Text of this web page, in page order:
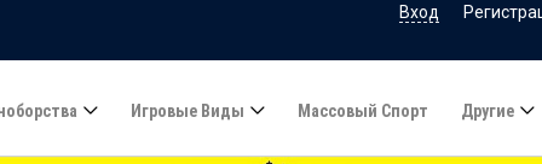
Вход
Игровые Виды Массовый Спорт Другие